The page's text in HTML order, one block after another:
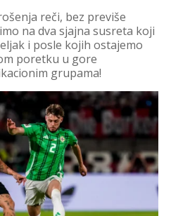
reči, bez previše
na dva sjajna susreta koji
i posle kojih ostajemo
poretku u gore
grupama!